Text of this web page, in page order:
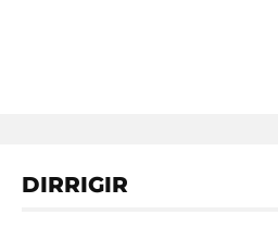
DIRRIGIR